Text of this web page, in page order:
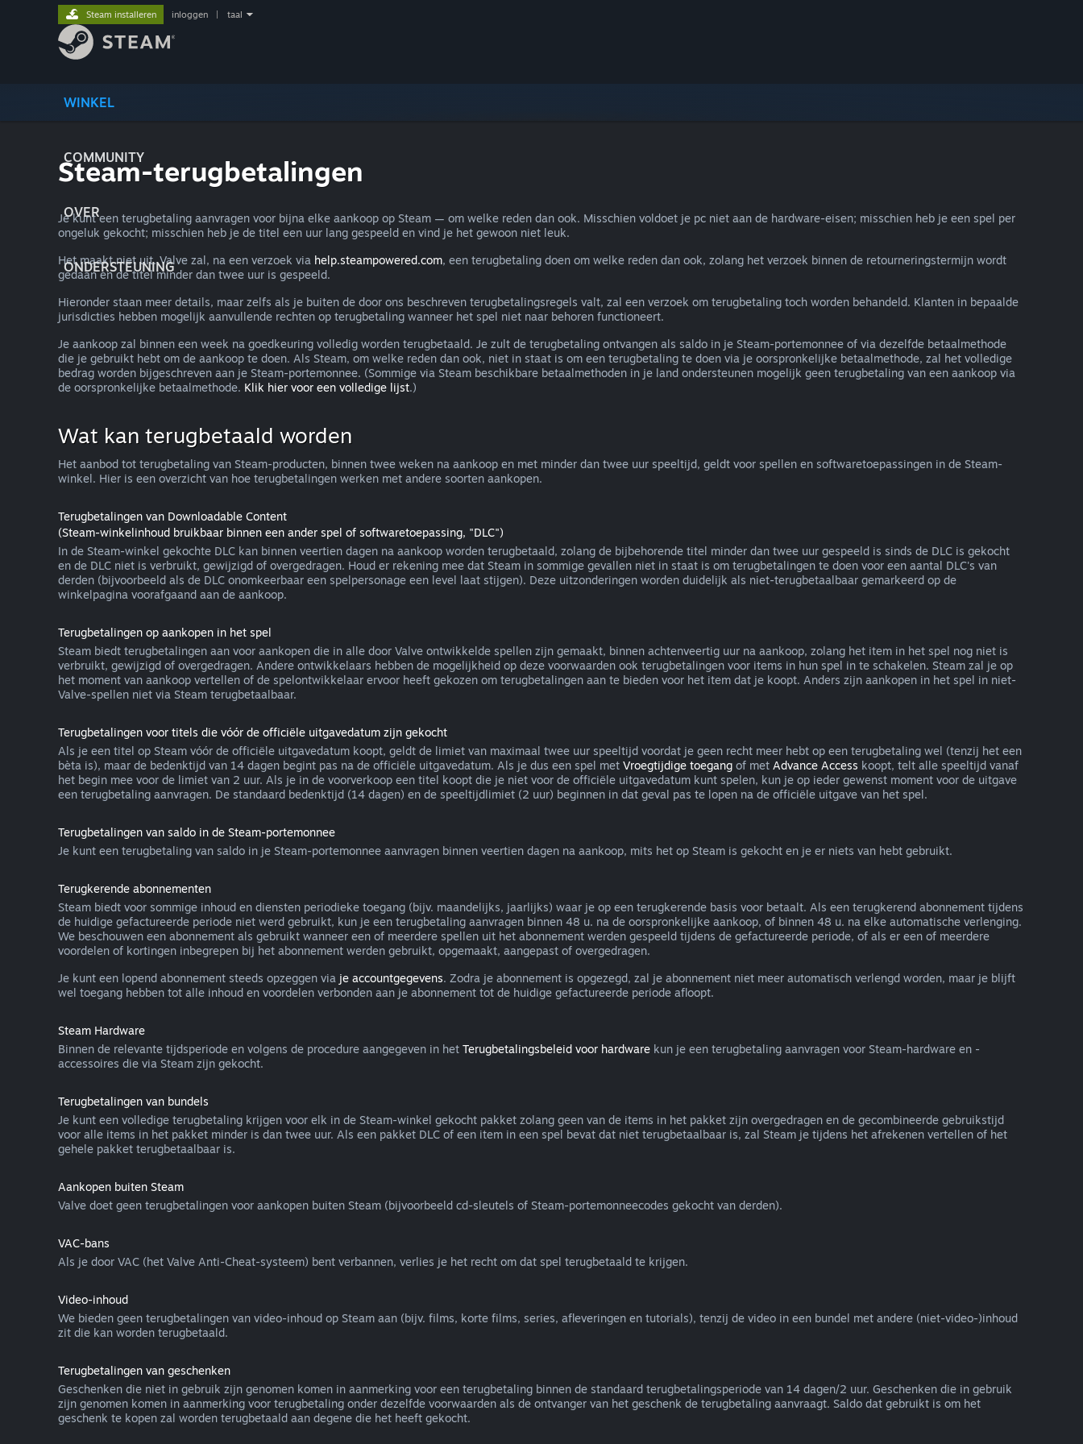
WINKEL
COMMUNITY
OVER
ONDERSTEUNING
Steam installeren inloggen taal
Steam-terugbetalingen
Je kunt een terugbetaling aanvragen voor bijna elke aankoop op Steam — om welke reden dan ook. Misschien voldoet je pc niet aan de hardware-eisen; misschien heb je een spel per
ongeluk gekocht; misschien heb je de titel een uur lang gespeeld en vind je het gewoon niet leuk.
Het maakt niet uit. Valve zal, na een verzoek via help.steampowered.com, een terugbetaling doen om welke reden dan ook, zolang het verzoek binnen de retourneringstermijn wordt
gedaan en de titel minder dan twee uur is gespeeld.
Hieronder staan meer details, maar zelfs als je buiten de door ons beschreven terugbetalingsregels valt, zal een verzoek om terugbetaling toch worden behandeld. Klanten in bepaalde
jurisdicties hebben mogelijk aanvullende rechten op terugbetaling wanneer het spel niet naar behoren functioneert.
Je aankoop zal binnen een week na goedkeuring volledig worden terugbetaald. Je zult de terugbetaling ontvangen als saldo in je Steam-portemonnee of via dezelfde betaalmethode
die je gebruikt hebt om de aankoop te doen. Als Steam, om welke reden dan ook, niet in staat is om een terugbetaling te doen via je oorspronkelijke betaalmethode, zal het volledige
bedrag worden bijgeschreven aan je Steam-portemonnee. (Sommige via Steam beschikbare betaalmethoden in je land ondersteunen mogelijk geen terugbetaling van een aankoop via
de oorspronkelijke betaalmethode. Klik hier voor een volledige lijst.)
Wat kan terugbetaald worden
Het aanbod tot terugbetaling van Steam-producten, binnen twee weken na aankoop en met minder dan twee uur speeltijd, geldt voor spellen en softwaretoepassingen in de Steam-
winkel. Hier is een overzicht van hoe terugbetalingen werken met andere soorten aankopen.
Terugbetalingen van Downloadable Content
(Steam-winkelinhoud bruikbaar binnen een ander spel of softwaretoepassing, "DLC")
In de Steam-winkel gekochte DLC kan binnen veertien dagen na aankoop worden terugbetaald, zolang de bijbehorende titel minder dan twee uur gespeeld is sinds de DLC is gekocht
en de DLC niet is verbruikt, gewijzigd of overgedragen. Houd er rekening mee dat Steam in sommige gevallen niet in staat is om terugbetalingen te doen voor een aantal DLC's van
derden (bijvoorbeeld als de DLC onomkeerbaar een spelpersonage een level laat stijgen). Deze uitzonderingen worden duidelijk als niet-terugbetaalbaar gemarkeerd op de
winkelpagina voorafgaand aan de aankoop.
Terugbetalingen op aankopen in het spel
Steam biedt terugbetalingen aan voor aankopen die in alle door Valve ontwikkelde spellen zijn gemaakt, binnen achtenveertig uur na aankoop, zolang het item in het spel nog niet is
verbruikt, gewijzigd of overgedragen. Andere ontwikkelaars hebben de mogelijkheid op deze voorwaarden ook terugbetalingen voor items in hun spel in te schakelen. Steam zal je op
het moment van aankoop vertellen of de spelontwikkelaar ervoor heeft gekozen om terugbetalingen aan te bieden voor het item dat je koopt. Anders zijn aankopen in het spel in niet-
Valve-spellen niet via Steam terugbetaalbaar.
Terugbetalingen voor titels die vóór de officiële uitgavedatum zijn gekocht
Als je een titel op Steam vóór de officiële uitgavedatum koopt, geldt de limiet van maximaal twee uur speeltijd voordat je geen recht meer hebt op een terugbetaling wel (tenzij het een
bèta is), maar de bedenktijd van 14 dagen begint pas na de officiële uitgavedatum. Als je dus een spel met Vroegtijdige toegang of met Advance Access koopt, telt alle speeltijd vanaf
het begin mee voor de limiet van 2 uur. Als je in de voorverkoop een titel koopt die je niet voor de officiële uitgavedatum kunt spelen, kun je op ieder gewenst moment voor de uitgave
een terugbetaling aanvragen. De standaard bedenktijd (14 dagen) en de speeltijdlimiet (2 uur) beginnen in dat geval pas te lopen na de officiële uitgave van het spel.
Terugbetalingen van saldo in de Steam-portemonnee
Je kunt een terugbetaling van saldo in je Steam-portemonnee aanvragen binnen veertien dagen na aankoop, mits het op Steam is gekocht en je er niets van hebt gebruikt.
Terugkerende abonnementen
Steam biedt voor sommige inhoud en diensten periodieke toegang (bijv. maandelijks, jaarlijks) waar je op een terugkerende basis voor betaalt. Als een terugkerend abonnement tijdens
de huidige gefactureerde periode niet werd gebruikt, kun je een terugbetaling aanvragen binnen 48 u. na de oorspronkelijke aankoop, of binnen 48 u. na elke automatische verlenging.
We beschouwen een abonnement als gebruikt wanneer een of meerdere spellen uit het abonnement werden gespeeld tijdens de gefactureerde periode, of als er een of meerdere
voordelen of kortingen inbegrepen bij het abonnement werden gebruikt, opgemaakt, aangepast of overgedragen.
Je kunt een lopend abonnement steeds opzeggen via je accountgegevens. Zodra je abonnement is opgezegd, zal je abonnement niet meer automatisch verlengd worden, maar je blijft
wel toegang hebben tot alle inhoud en voordelen verbonden aan je abonnement tot de huidige gefactureerde periode afloopt.
Steam Hardware
Binnen de relevante tijdsperiode en volgens de procedure aangegeven in het Terugbetalingsbeleid voor hardware kun je een terugbetaling aanvragen voor Steam-hardware en -
accessoires die via Steam zijn gekocht.
Terugbetalingen van bundels
Je kunt een volledige terugbetaling krijgen voor elk in de Steam-winkel gekocht pakket zolang geen van de items in het pakket zijn overgedragen en de gecombineerde gebruikstijd
voor alle items in het pakket minder is dan twee uur. Als een pakket DLC of een item in een spel bevat dat niet terugbetaalbaar is, zal Steam je tijdens het afrekenen vertellen of het
gehele pakket terugbetaalbaar is.
Aankopen buiten Steam
Valve doet geen terugbetalingen voor aankopen buiten Steam (bijvoorbeeld cd-sleutels of Steam-portemonneecodes gekocht van derden).
VAC-bans
Als je door VAC (het Valve Anti-Cheat-systeem) bent verbannen, verlies je het recht om dat spel terugbetaald te krijgen.
Video-inhoud
We bieden geen terugbetalingen van video-inhoud op Steam aan (bijv. films, korte films, series, afleveringen en tutorials), tenzij de video in een bundel met andere (niet-video-)inhoud
zit die kan worden terugbetaald.
Terugbetalingen van geschenken
Geschenken die niet in gebruik zijn genomen komen in aanmerking voor een terugbetaling binnen de standaard terugbetalingsperiode van 14 dagen/2 uur. Geschenken die in gebruik
zijn genomen komen in aanmerking voor terugbetaling onder dezelfde voorwaarden als de ontvanger van het geschenk de terugbetaling aanvraagt. Saldo dat gebruikt is om het
geschenk te kopen zal worden terugbetaald aan degene die het heeft gekocht.